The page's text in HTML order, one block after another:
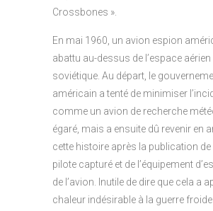
Crossbones ».
En mai 1960, un avion espion
abattu au-dessus de l’espace aérien
soviétique. Au départ, le
américain a tenté de minimiser
comme un avion de recherche
égaré, mais a ensuite dû revenir en
cette histoire après la publication
pilote capturé et de l’équipement
de l’avion. Inutile de dire que cela a
chaleur indésirable à la guerre